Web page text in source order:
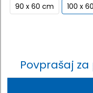
90 x 60 cm 100 x
Povprašaj